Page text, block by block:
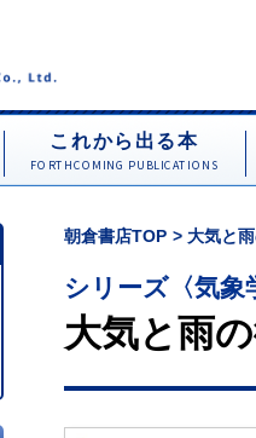
これから出る本
FORTHCOMING PUBLICATIONS
朝倉書店TOP 大気と
シリーズ〈気象
大気と雨